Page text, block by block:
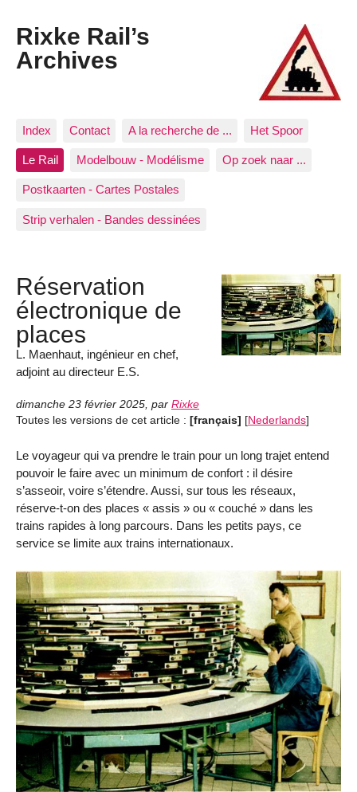
Rixke Rail’s
Archives
Index Contact A la recherche de ... Het Spoor
Le Rail Modelbouw - Modélisme Op zoek naar ...
Postkaarten - Cartes Postales
Strip verhalen - Bandes dessinées
Réservation
électronique de
places
L. Maenhaut, ingénieur en chef,
adjoint au directeur E.S.
dimanche 23 février 2025, par Rixke
Toutes les versions de cet article : [français] [Nederlands]
Le voyageur qui va prendre le train pour un long trajet entend
pouvoir le faire avec un minimum de confort : il désire
s’asseoir, voire s’étendre. Aussi, sur tous les réseaux,
réserve-t-on des places « assis » ou « couché » dans les
trains rapides à long parcours. Dans les petits pays, ce
service se limite aux trains internationaux.